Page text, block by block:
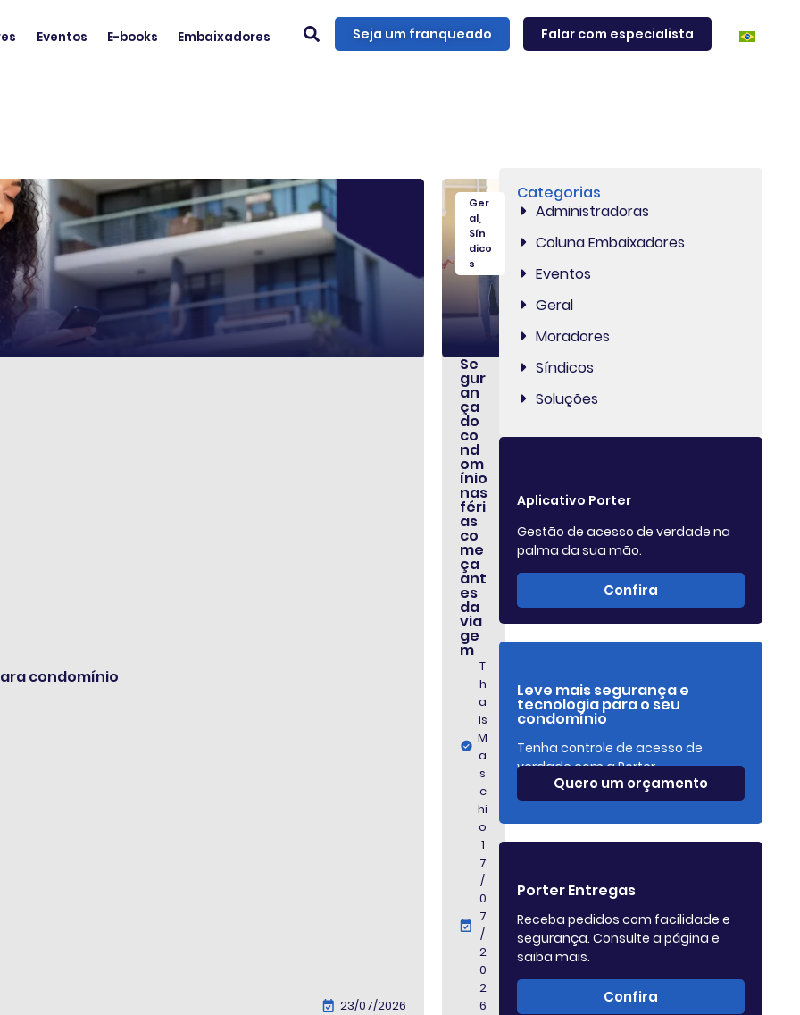
Eventos E-books Embaixadores Seja um franqueado Falar com especialista
condomínio
23/07/2026
Ger
al
Sín
dico
s
Se
gur
an
ça
do
co
nd
om
ínio
nas
féri
as
co
me
ça
ant
es
da
via
ge
m
T
h
a
is
M
a
s
c
hi
o
1
7
/
0
7
/
2
0
2
6
Categorias
Administradoras
Coluna Embaixadores
Eventos
Geral
Moradores
Síndicos
Soluções
Aplicativo Porter
Gestão de acesso de verdade na
palma da sua mão.
Confira
Leve mais segurança e
tecnologia para o seu
condomínio
Tenha controle de acesso de
verdade com a Porter.
Quero um orçamento
Porter Entregas
Receba pedidos com facilidade e
segurança. Consulte a página e
saiba mais.
Confira